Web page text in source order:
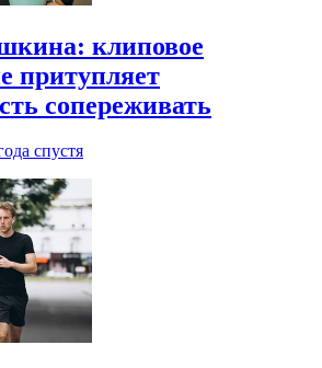
клиповое
притупляет
сопереживать
спустя